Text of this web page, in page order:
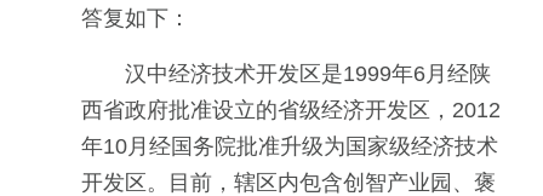
答复如下：
汉中经济技术开发区是1999年6月经陕
西省政府批准设立的省级经济开发区，2012
年10月经国务院批准升级为国家级经济技术
开发区。目前，辖区内包含创智产业园、褒